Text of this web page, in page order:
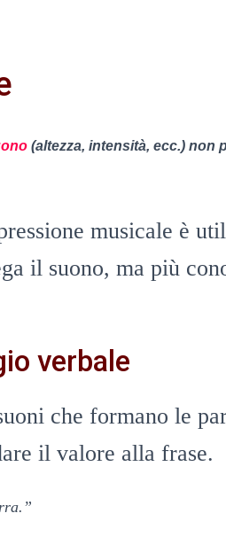
(altezza, intensità, ecc.) non
musicale è
il suono, ma più
verbale
che formano le
il valore alla frase.